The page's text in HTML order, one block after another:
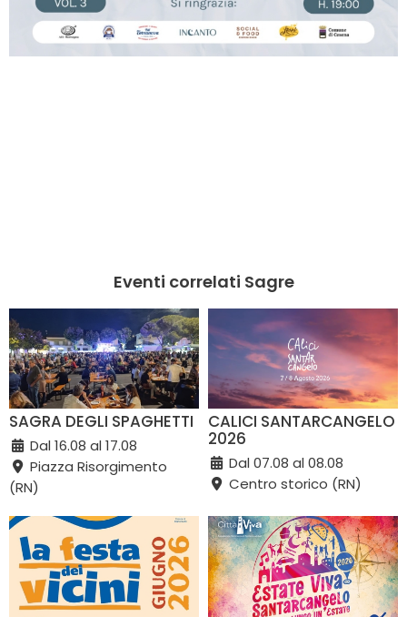
Eventi correlati Sagre
SAGRA DEGLI SPAGHETTI
Dal 16.08 al 17.08
Piazza Risorgimento
(RN)
CALICI SANTARCANGELO
2026
Dal 07.08 al 08.08
Centro storico (RN)